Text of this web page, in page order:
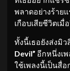
พลาดอย่างร้าย
เกือบเสียชีวิตเมื่
ทั้งนี้เธอยังส่งมิว
Devil” อีกหนึ่งเ
ใช้เพลงนี้เป็นสื่